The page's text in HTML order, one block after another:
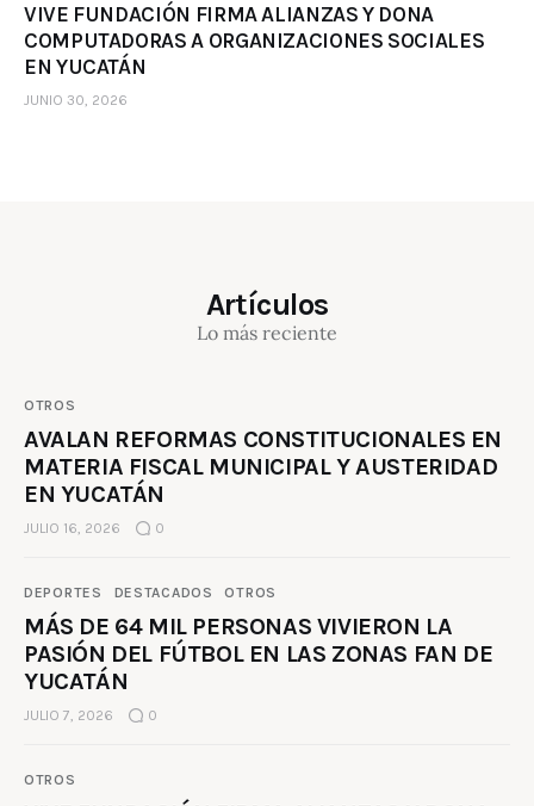
VIVE FUNDACIÓN FIRMA ALIANZAS Y DONA
COMPUTADORAS A ORGANIZACIONES SOCIALES
EN YUCATÁN
JUNIO 30, 2026
Artículos
Lo más reciente
OTROS
AVALAN REFORMAS CONSTITUCIONALES EN
MATERIA FISCAL MUNICIPAL Y AUSTERIDAD
EN YUCATÁN
JULIO 16, 2026 0
DEPORTES DESTACADOS OTROS
MÁS DE 64 MIL PERSONAS VIVIERON LA
PASIÓN DEL FÚTBOL EN LAS ZONAS FAN DE
YUCATÁN
JULIO 7, 2026 0
OTROS